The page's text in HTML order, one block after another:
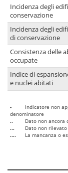
Incidenza degli
conservazione
Incidenza degli
di conservazione
Consistenza delle
occupate
Indice di
e nuclei abitati
-
Indicatore non
denominatore
..
Dato non ancora
...
Dato non rilevato
....
La mancanza o